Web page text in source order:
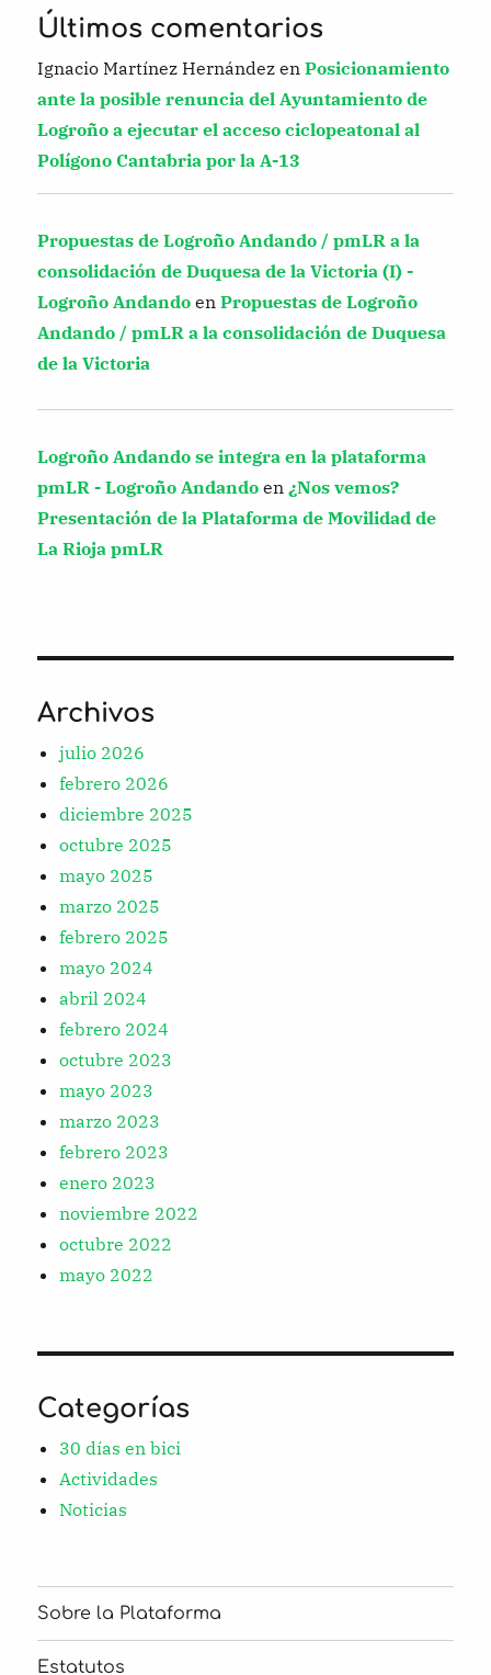
Últimos comentarios
Ignacio Martínez Hernández enPosicionamiento
ante la posible renuncia del Ayuntamiento de
Logroño a ejecutar el acceso ciclopeatonal al
Polígono Cantabria por la A-13
Propuestas de Logroño Andando / pmLR a la
consolidación de Duquesa de la Victoria (I) -
Logroño Andando enPropuestas de Logroño
Andando / pmLR a la consolidación de Duquesa
de la Victoria
Logroño Andando se integra en la plataforma
pmLR - Logroño Andando en¿Nos vemos?
Presentación de la Plataforma de Movilidad de
La Rioja pmLR
Archivos
julio 2026
febrero 2026
diciembre 2025
octubre 2025
mayo 2025
marzo 2025
febrero 2025
mayo 2024
abril 2024
febrero 2024
octubre 2023
mayo 2023
marzo 2023
febrero 2023
enero 2023
noviembre 2022
octubre 2022
mayo 2022
Categorías
30 días en bici
Actividades
Noticias
Sobre la Plataforma
Estatutos